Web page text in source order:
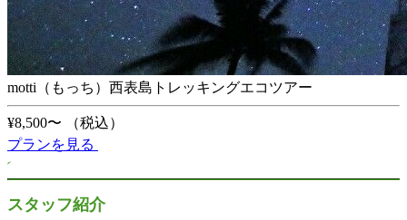
motti（もっち）西表島トレッキングエコツアー
¥8,500〜
（税込）
プランを見る
スタッフ紹介